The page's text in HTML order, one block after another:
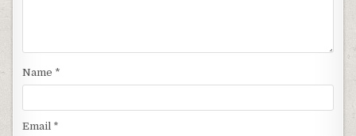
Name *
Email *